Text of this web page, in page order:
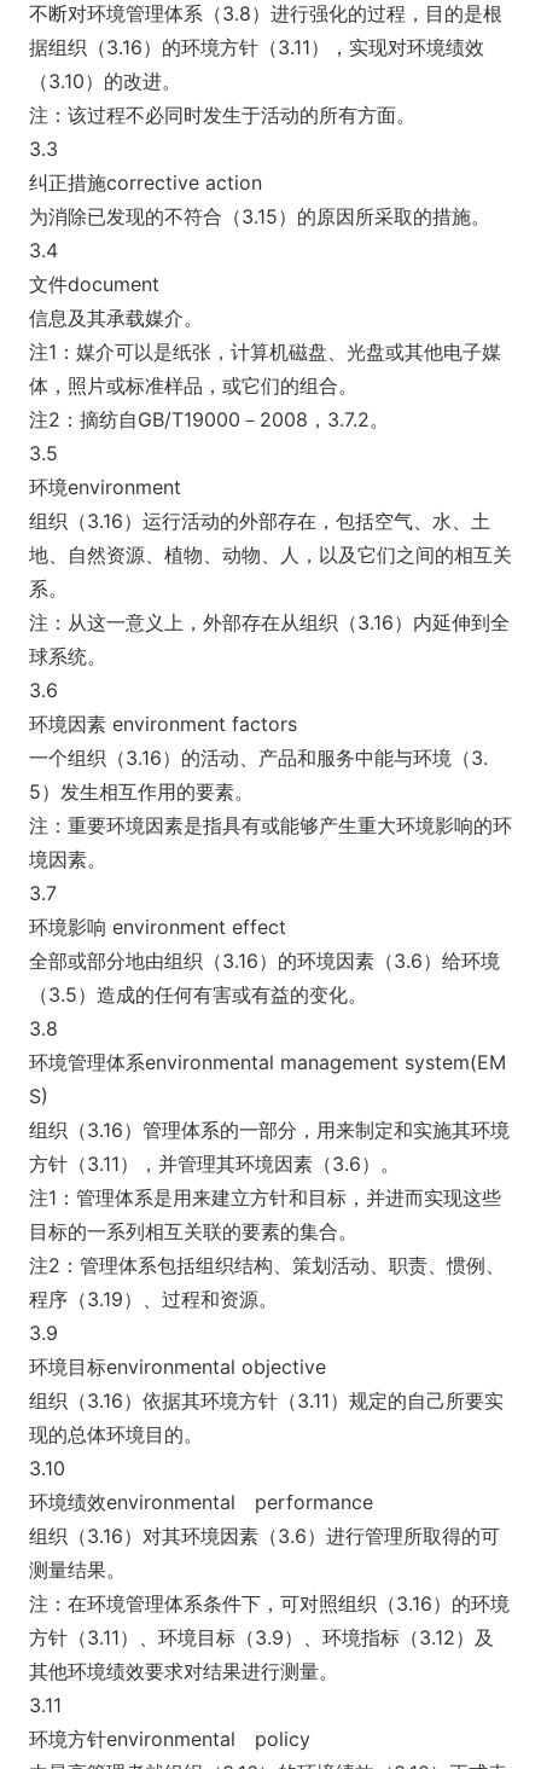
不断对环境管理体系（3.8）进行强化的过程，目的是根
据组织（3.16）的环境方针（3.11），实现对环境绩效
（3.10）的改进。
注：该过程不必同时发生于活动的所有方面。
3.3
纠正措施corrective action
为消除已发现的不符合（3.15）的原因所采取的措施。
3.4
文件document
信息及其承载媒介。
注1：媒介可以是纸张，计算机磁盘、光盘或其他电子媒
体，照片或标准样品，或它们的组合。
注2：摘纺自GB/T19000－2008，3.7.2。
3.5
环境environment
组织（3.16）运行活动的外部存在，包括空气、水、土
地、自然资源、植物、动物、人，以及它们之间的相互关
系。
注：从这一意义上，外部存在从组织（3.16）内延伸到全
球系统。
3.6
环境因素 environment factors
一个组织（3.16）的活动、产品和服务中能与环境（3.
5）发生相互作用的要素。
注：重要环境因素是指具有或能够产生重大环境影响的环
境因素。
3.7
环境影响 environment effect
全部或部分地由组织（3.16）的环境因素（3.6）给环境
（3.5）造成的任何有害或有益的变化。
3.8
环境管理体系environmental management system(EM
S)
组织（3.16）管理体系的一部分，用来制定和实施其环境
方针（3.11），并管理其环境因素（3.6）。
注1：管理体系是用来建立方针和目标，并进而实现这些
目标的一系列相互关联的要素的集合。
注2：管理体系包括组织结构、策划活动、职责、惯例、
程序（3.19）、过程和资源。
3.9
环境目标environmental objective
组织（3.16）依据其环境方针（3.11）规定的自己所要实
现的总体环境目的。
3.10
环境绩效environmental performance
组织（3.16）对其环境因素（3.6）进行管理所取得的可
测量结果。
注：在环境管理体系条件下，可对照组织（3.16）的环境
方针（3.11）、环境目标（3.9）、环境指标（3.12）及
其他环境绩效要求对结果进行测量。
3.11
环境方针environmental policy